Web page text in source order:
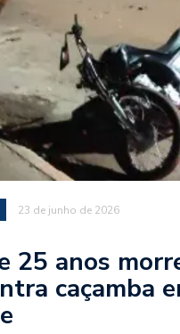
23 de junho de 2026
25 anos
caçamba